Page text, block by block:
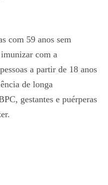
com 59 anos sem
com a
a partir de 18 anos
de longa
gestantes e puérperas